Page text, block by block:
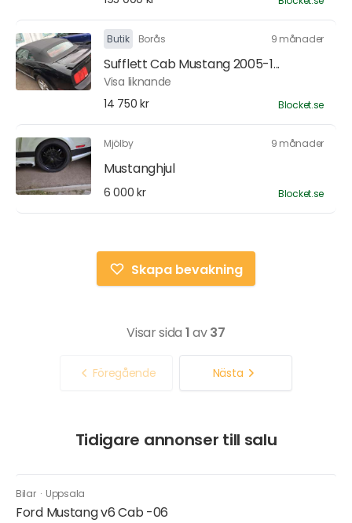
Butik Borås 9 månader
Sufflett Cab Mustang 2005-1...
Visa liknande
14 750 kr
Blocket.se
Mjölby 9 månader
Mustanghjul
6 000 kr Blocket.se
Skapa bevakning
Visar sida 1av37
Föregående Nästa
Tidigare annonser till salu
Bilar · Uppsala
Ford Mustang v6 Cab -06